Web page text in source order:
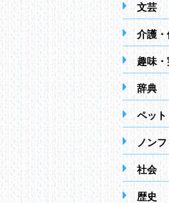
文芸
介護・
趣味・
辞典
ペット
ノン
社会
歴史